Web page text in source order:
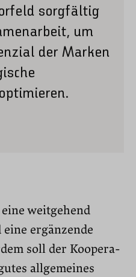
sorgfältig
um
der Marken
weitgehend
ergänzende
soll der Koope­ra­
allge­meines